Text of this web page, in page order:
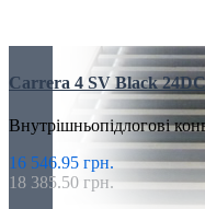
Carrera 4 SV Black 24DC
Внутрішньопідлогові
16 546.95 грн.
18 385.50 грн.